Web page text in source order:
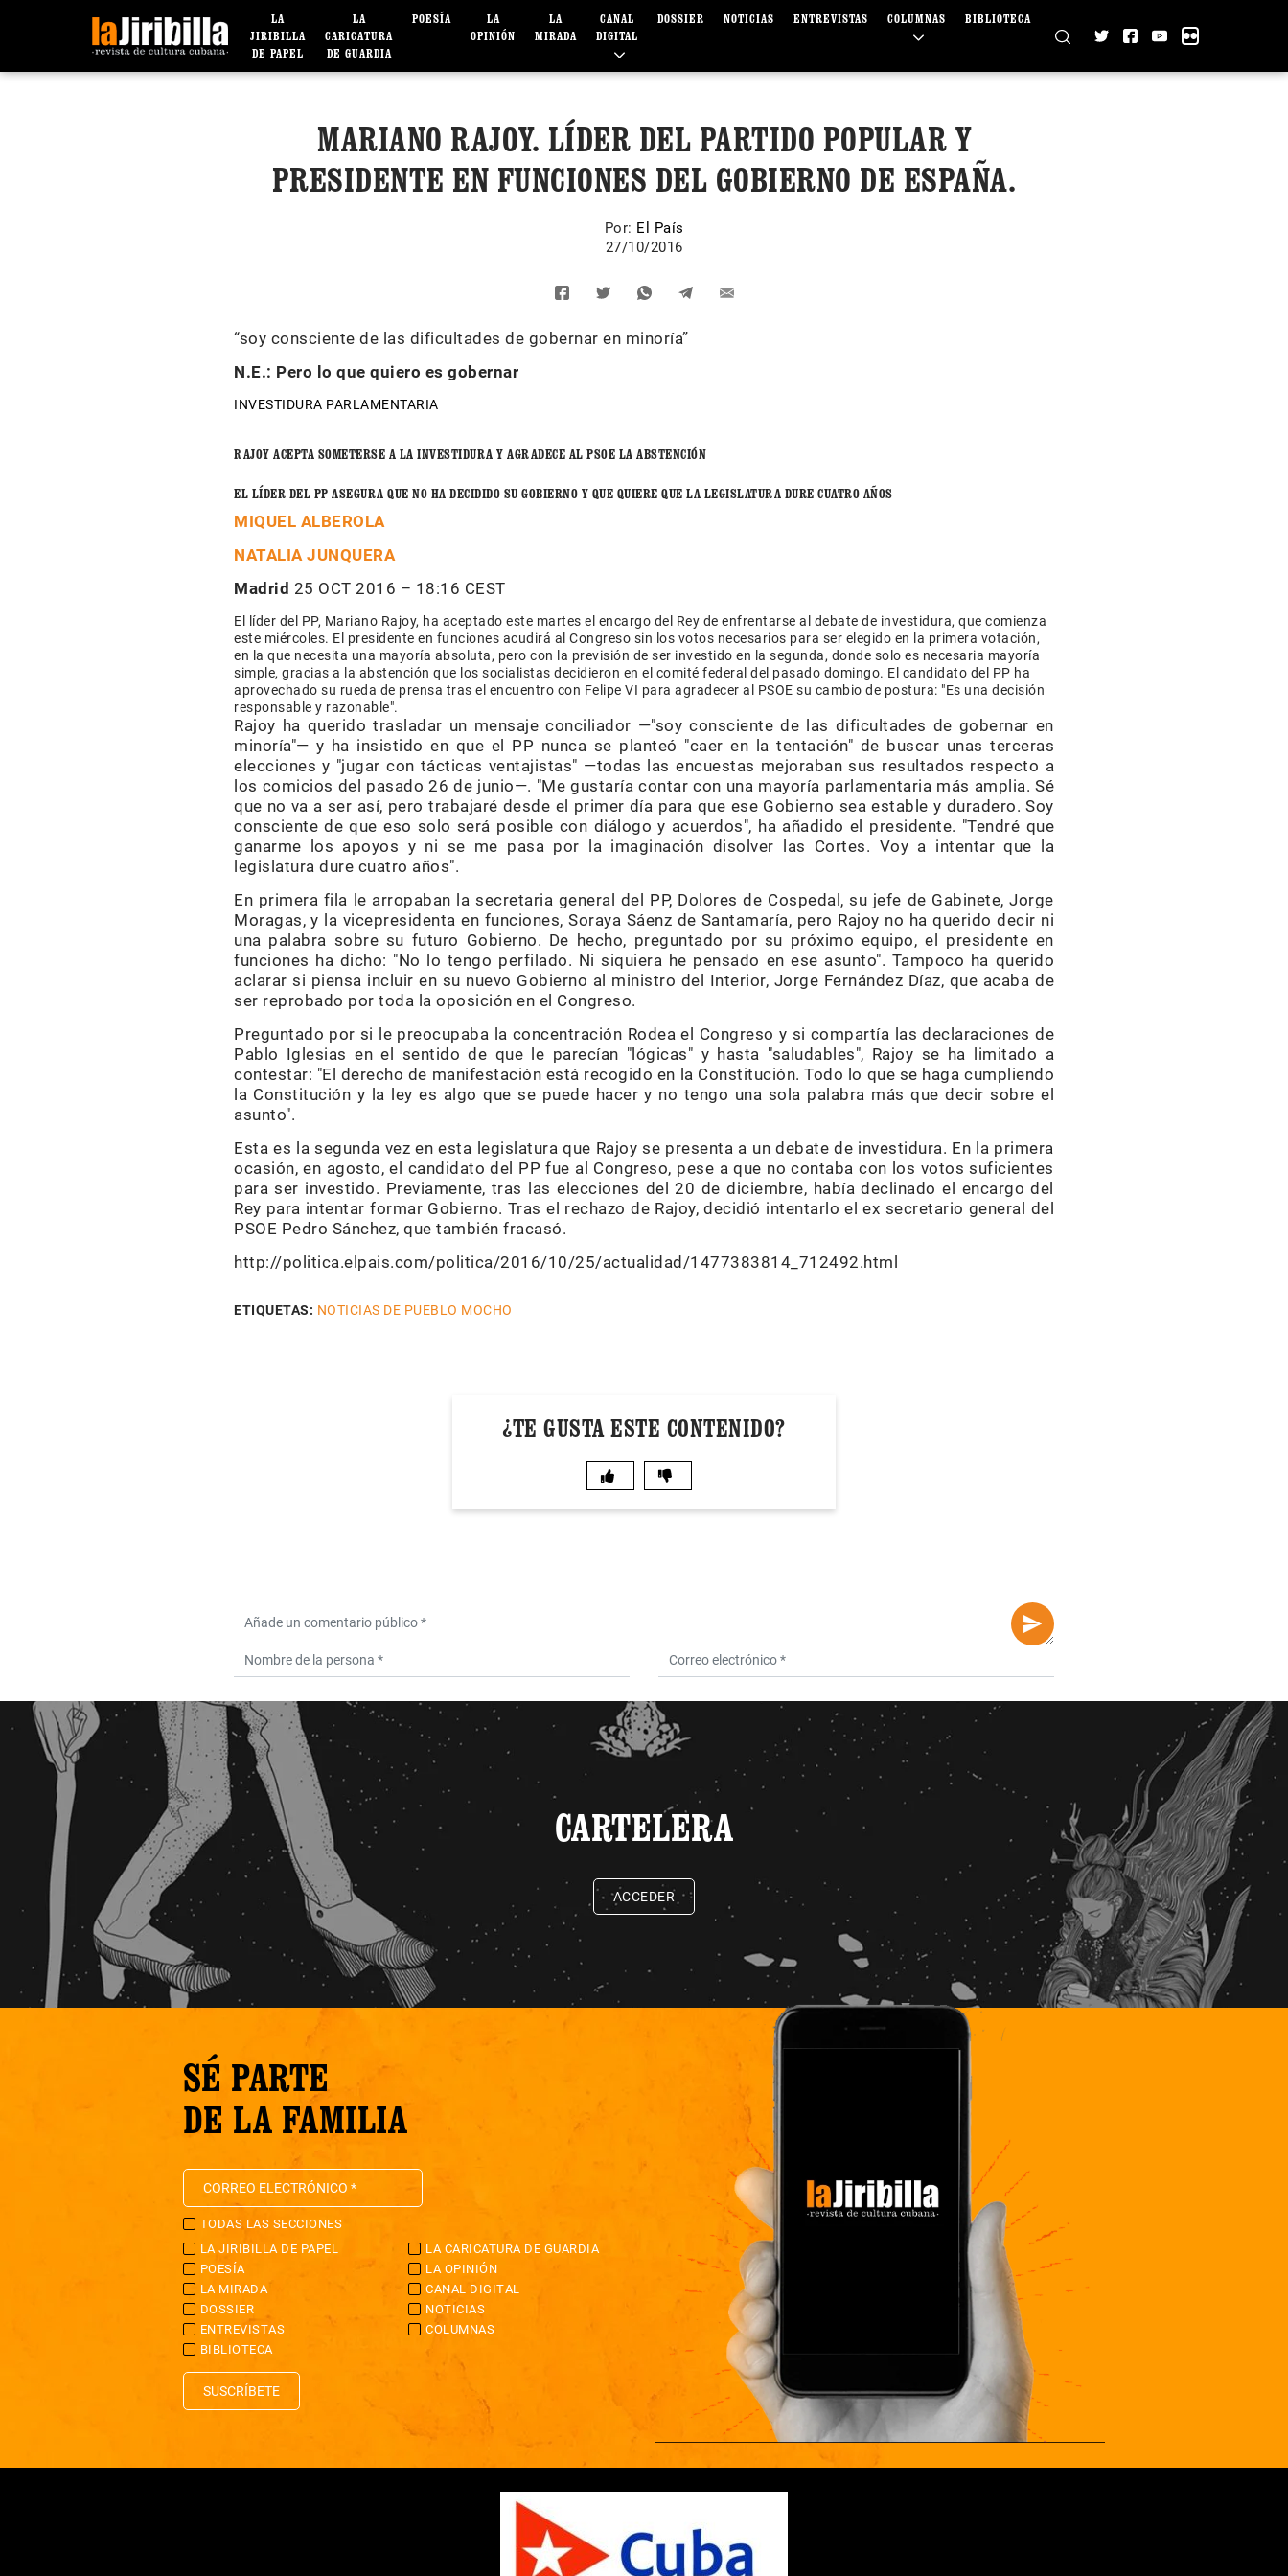
LA
JIRIBILLA
DE PAPEL
LA
CARICATURA
DE GUARDIA
POESÍA
LA
OPINIÓN
LA
MIRADA
CANAL
DIGITAL
DOSSIER NOTICIAS ENTREVISTAS COLUMNAS BIBLIOTECA
MARIANO RAJOY. LÍDER DEL PARTIDO POPULAR Y
PRESIDENTE EN FUNCIONES DEL GOBIERNO DE ESPAÑA.
Por: El País
27/10/2016
“soy consciente de las dificultades de gobernar en minoría”
N.E.: Pero lo que quiero es gobernar
INVESTIDURA PARLAMENTARIA
RAJOY ACEPTA SOMETERSE A LA INVESTIDURA Y AGRADECE AL PSOE LA ABSTENCIÓN
EL LÍDER DEL PP ASEGURA QUE NO HA DECIDIDO SU GOBIERNO Y QUE QUIERE QUE LA LEGISLATURA DURE CUATRO AÑOS
MIQUEL ALBEROLA
NATALIA JUNQUERA
Madrid 25 OCT 2016 – 18:16 CEST
El líder del PP, Mariano Rajoy, ha aceptado este martes el encargo del Rey de enfrentarse al debate de investidura, que comienza
este miércoles. El presidente en funciones acudirá al Congreso sin los votos necesarios para ser elegido en la primera votación,
en la que necesita una mayoría absoluta, pero con la previsión de ser investido en la segunda, donde solo es necesaria mayoría
simple, gracias a la abstención que los socialistas decidieron en el comité federal del pasado domingo. El candidato del PP ha
aprovechado su rueda de prensa tras el encuentro con Felipe VI para agradecer al PSOE su cambio de postura: "Es una decisión
responsable y razonable".
Rajoy ha querido trasladar un mensaje conciliador —"soy consciente de las dificultades de gobernar en
minoría"— y ha insistido en que el PP nunca se planteó "caer en la tentación" de buscar unas terceras
elecciones y "jugar con tácticas ventajistas" —todas las encuestas mejoraban sus resultados respecto a
los comicios del pasado 26 de junio—. "Me gustaría contar con una mayoría parlamentaria más amplia. Sé
que no va a ser así, pero trabajaré desde el primer día para que ese Gobierno sea estable y duradero. Soy
consciente de que eso solo será posible con diálogo y acuerdos", ha añadido el presidente. "Tendré que
ganarme los apoyos y ni se me pasa por la imaginación disolver las Cortes. Voy a intentar que la
legislatura dure cuatro años".
En primera fila le arropaban la secretaria general del PP, Dolores de Cospedal, su jefe de Gabinete, Jorge
Moragas, y la vicepresidenta en funciones, Soraya Sáenz de Santamaría, pero Rajoy no ha querido decir ni
una palabra sobre su futuro Gobierno. De hecho, preguntado por su próximo equipo, el presidente en
funciones ha dicho: "No lo tengo perfilado. Ni siquiera he pensado en ese asunto". Tampoco ha querido
aclarar si piensa incluir en su nuevo Gobierno al ministro del Interior, Jorge Fernández Díaz, que acaba de
ser reprobado por toda la oposición en el Congreso.
Preguntado por si le preocupaba la concentración Rodea el Congreso y si compartía las declaraciones de
Pablo Iglesias en el sentido de que le parecían "lógicas" y hasta "saludables", Rajoy se ha limitado a
contestar: "El derecho de manifestación está recogido en la Constitución. Todo lo que se haga cumpliendo
la Constitución y la ley es algo que se puede hacer y no tengo una sola palabra más que decir sobre el
asunto".
Esta es la segunda vez en esta legislatura que Rajoy se presenta a un debate de investidura. En la primera
ocasión, en agosto, el candidato del PP fue al Congreso, pese a que no contaba con los votos suficientes
para ser investido. Previamente, tras las elecciones del 20 de diciembre, había declinado el encargo del
Rey para intentar formar Gobierno. Tras el rechazo de Rajoy, decidió intentarlo el ex secretario general del
PSOE Pedro Sánchez, que también fracasó.
http://politica.elpais.com/politica/2016/10/25/actualidad/1477383814_712492.html
ETIQUETAS: NOTICIAS DE PUEBLO MOCHO
¿TE GUSTA ESTE CONTENIDO?
CARTELERA
ACCEDER
SÉ PARTE
DE LA FAMILIA
TODAS LAS SECCIONES
LA JIRIBILLA DE PAPEL
LA CARICATURA DE GUARDIA
POESÍA
LA OPINIÓN
LA MIRADA
CANAL DIGITAL
DOSSIER
NOTICIAS
ENTREVISTAS
COLUMNAS
BIBLIOTECA
SUSCRÍBETE